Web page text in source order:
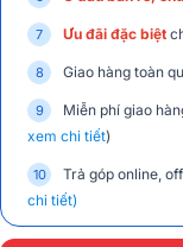
Ưu đãi đặc biệt
Giao hàng toàn
Miễn phí giao
xem chi tiết)
Trả góp online,
chi tiết)